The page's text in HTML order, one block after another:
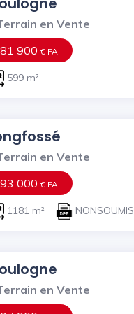
en Vente
81 900€ FAI
599 m²
en Vente
93 000€ FAI
1181 m² NONSOUMIS
en Vente